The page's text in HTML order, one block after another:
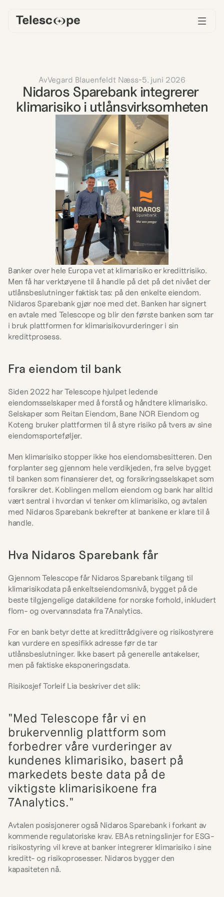
AvVegard Blauenfeldt Næss-5. juni 2026
Nidaros Sparebank integrerer
klimarisiko i utlånsvirksomheten
Banker over hele Europa vet at klimarisiko er kredittrisiko.
Men få har verktøyene til å handle på det på det nivået der
utlånsbeslutninger faktisk tas: på den enkelte eiendom.
Nidaros Sparebank gjør noe med det. Banken har signert
en avtale med Telescope og blir den første banken som tar
i bruk plattformen for klimarisikovurderinger i sin
kredittprosess.
Fra eiendom til bank
Siden 2022 har Telescope hjulpet ledende
eiendomsselskaper med å forstå og håndtere klimarisiko.
Selskaper som Reitan Eiendom, Bane NOR Eiendom og
Koteng bruker plattformen til å styre risiko på tvers av sine
eiendomsporteføljer.
Men klimarisiko stopper ikke hos eiendomsbesitteren. Den
forplanter seg gjennom hele verdikjeden, fra selve bygget
til banken som finansierer det, og forsikringsselskapet som
forsikrer det. Koblingen mellom eiendom og bank har alltid
vært sentral i hvordan vi tenker om klimarisiko, og avtalen
med Nidaros Sparebank bekrefter at bankene er klare til å
handle.
Hva Nidaros Sparebank får
Gjennom Telescope får Nidaros Sparebank tilgang til
klimarisikodata på enkeltseiendomsnivå, bygget på de
beste tilgjengelige datakildene for norske forhold, inkludert
flom- og overvannsdata fra 7Analytics.
For en bank betyr dette at kredittrådgivere og risikostyrere
kan vurdere en spesifikk adresse før de tar
utlånsbeslutninger. Ikke basert på generelle antakelser,
men på faktiske eksponeringsdata.
Risikosjef Torleif Lia beskriver det slik:
"Med Telescope får vi en
brukervennlig plattform som
forbedrer våre vurderinger av
kundenes klimarisiko, basert på
markedets beste data på de
viktigste klimarisikoene fra
7Analytics."
Avtalen posisjonerer også Nidaros Sparebank i forkant av
kommende regulatoriske krav. EBAs retningslinjer for ESG-
risikostyring vil kreve at banker integrerer klimarisiko i sine
kreditt- og risikoprosesser. Nidaros bygger den
kapasiteten nå.